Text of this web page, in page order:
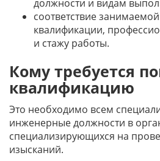
должности и видам
соответствие
квалификации,
и стажу работы.
Кому требуется
квалификацию
Это необходимо всем
инженерные должности в
специализирующихся на
изысканий.